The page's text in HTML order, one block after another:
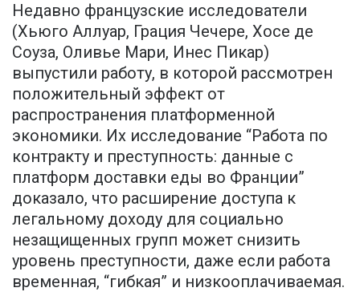
Недавно французские исследователи
(Хьюго Аллуар, Грация Чечере, Хосе де
Соуза, Оливье Мари, Инес Пикар)
выпустили работу, в которой рассмотрен
положительный эффект от
распространения платформенной
экономики. Их исследование “Работа по
контракту и преступность: данные с
платформ доставки еды во Франции”
доказало, что расширение доступа к
легальному доходу для социально
незащищенных групп может снизить
уровень преступности, даже если работа
временная, “гибкая” и низкооплачиваемая.